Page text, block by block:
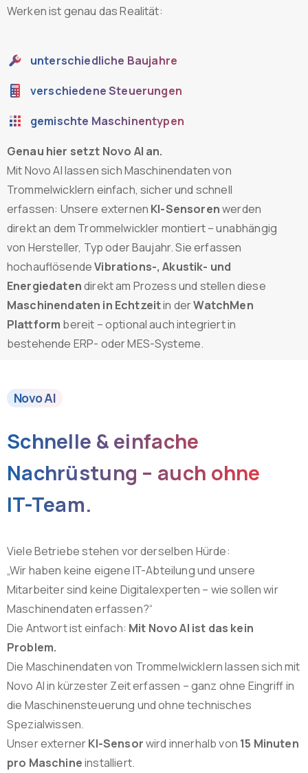
Werken ist genau das Realität:
unterschiedliche Baujahre
verschiedene Steuerungen
gemischte Maschinentypen
Genau hier setzt Novo AI an.
Mit Novo AI lassen sich Maschinendaten von
Trommelwicklern einfach, sicher und schnell
erfassen: Unsere externen KI-Sensorenwerden
direkt an dem Trommelwickler montiert – unabhängig
von Hersteller, Typ oder Baujahr. Sie erfassen
hochauflösendeVibrations-, Akustik- und
Energiedatendirekt am Prozess und stellen diese
Maschinendaten in Echtzeitin derWatchMen
Plattform bereit – optional auch integriert in
bestehende ERP- oder MES-Systeme.
Novo AI
Schnelle &einfache
Nachrüstung – auch ohne
IT-Team.
Viele Betriebe stehen vor derselben Hürde:
„Wir haben keine eigene IT-Abteilung und unsere
Mitarbeiter sind keine Digitalexperten – wie sollen wir
Maschinendaten erfassen?“
Die Antwort ist einfach: Mit Novo AI ist das kein
Problem.
Die Maschinendaten von Trommelwicklern lassen sich mit
Novo AI in kürzester Zeit erfassen – ganz ohne Eingriff in
die Maschinensteuerung und ohne technisches
Spezialwissen.
Unser externerKI-Sensorwird innerhalb von 15 Minuten
pro Maschineinstalliert.